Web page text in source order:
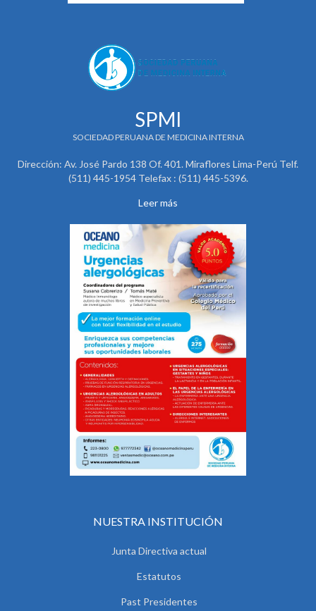
SPMI
SOCIEDAD PERUANA DE MEDICINA INTERNA
Dirección: Av. José Pardo 138 Of. 401. Miraflores Lima-Perú Telf.
(511) 445-1954 Telefax : (511) 445-5396.
Leer más
NUESTRA INSTITUCIÓN
Junta Directiva actual
Estatutos
Past Presidentes